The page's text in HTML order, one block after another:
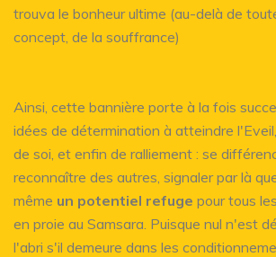
trouva le bonheur ultime (au-delà de
concept, de la souffrance)
Ainsi, cette bannière porte à la fois
idées de détermination à atteindre
de soi, et enfin de ralliement : se
reconnaître des autres, signaler par là
même un potentiel refuge pour tous
en proie au Samsara. Puisque nul n'est
l'abri s'il demeure dans les